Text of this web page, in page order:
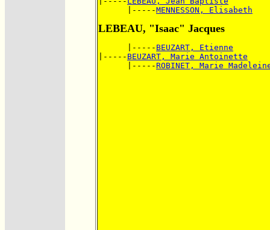
      |-----
MENNESSON, Elisabeth
LEBEAU, "Isaac" Jacques
      |-----
BEUZART, Etienne
|----- BEUZART, Marie Antoinette
      |-----
ROBINET, Marie